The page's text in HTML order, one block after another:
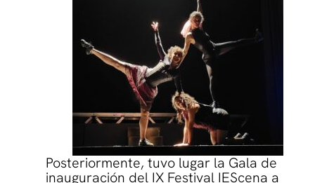
Posteriormente, tuvo lugar la Gala de
inauguración del IX Festival IEScena a